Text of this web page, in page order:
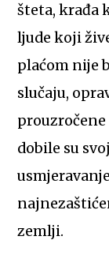
šteta, krađa
ljude koji
plaćom nije
slučaju,
dobile su
zemlji.